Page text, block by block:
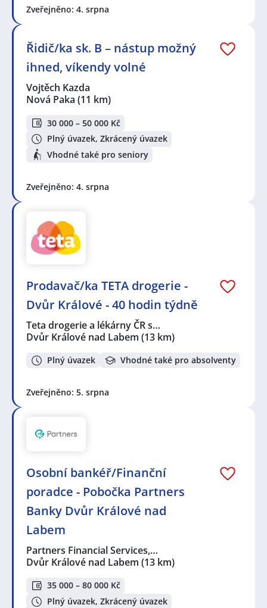
Zveřejněno: 4. srpna
Řidič/ka sk. B – nástup možný
ihned, víkendy volné
Vojtěch Kazda
Nová Paka (11 km)
30 000 – 50 000 Kč
Plný úvazek, Zkrácený úvazek
Vhodné také pro seniory
Zveřejněno: 4. srpna
Prodavač/ka TETA drogerie -
Dvůr Králové - 40 hodin týdně
Teta drogerie a lékárny ČR s…
Dvůr Králové nad Labem (13 km)
Plný úvazek Vhodné také pro absolventy
Zveřejněno: 5. srpna
Osobní bankéř/Finanční
poradce - Pobočka Partners
Banky Dvůr Králové nad
Labem
Partners Financial Services,…
Dvůr Králové nad Labem (13 km)
35 000 – 80 000 Kč
Plný úvazek, Zkrácený úvazek